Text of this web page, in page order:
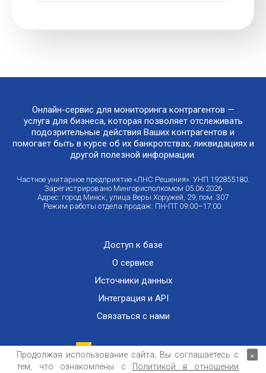
Онлайн-сервис для мониторинга контрагентов —
услуга для бизнеса, которая позволяет отслеживать
подозрительные действия Ваших контрагентов и
помогает быть в курсе об их банкротствах, ликвидациях и
другой полезной информации.
Частное унитарное предприятие «ЛНС Решения». УНП 192855180.
Зарегистрировано Мингорисполкомом 05.06.2026
Адрес: город Минск, улица Веры Хоружей, 29, пом. 307
Режим работы отдела продаж: ПН-ПТ 09:00–17:00.
Доступ к базе
О сервисе
Источники данных
Интеграция и API
Связаться с нами
Публичный договор оказания информационных услуг
Продолжая использование сайта, Вы соглашаетесь с
тем, что ознакомлены с
Политикой в отношении
×